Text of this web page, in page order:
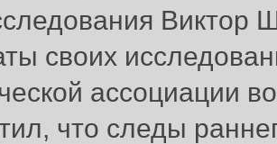
Виктор
своих
ассоциации
что следы